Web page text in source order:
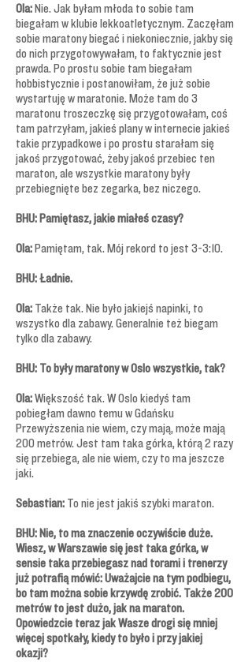
Ola:Nie. Jak byłam młoda to sobie tam
biegałam w klubie lekkoatletycznym. Zaczęłam
sobie maratony biegać i niekoniecznie, jakby się
do nich przygotowywałam, to faktycznie jest
prawda. Po prostu sobie tam biegałam
hobbistycznie i postanowiłam, że już sobie
wystartuję w maratonie. Może tam do 3
maratonu troszeczkę się przygotowałam, coś
tam patrzyłam, jakieś plany w internecie jakieś
takie przypadkowe i po prostu starałam się
jakoś przygotować, żeby jakoś przebiec ten
maraton, ale wszystkie maratony były
przebiegnięte bez zegarka, bez niczego.
BHU: Pamiętasz, jakie miałeś czasy?
Ola:Pamiętam, tak. Mój rekord to jest 3-3:10.
BHU: Ładnie.
Ola: Także tak. Nie było jakiejś napinki, to
wszystko dla zabawy. Generalnie też biegam
tylko dla zabawy.
BHU: To były maratony w Oslo wszystkie, tak?
Ola:Większość tak. W Oslo kiedyś tam
pobiegłam dawno temu w Gdańsku
Przewyższenia nie wiem, czy mają, może mają
200 metrów. Jest tam taka górka, którą 2 razy
się przebiega, ale nie wiem, czy to ma jeszcze
jaki.
Sebastian: To nie jest jakiś szybki maraton.
BHU: Nie, to ma znaczenie oczywiście duże.
Wiesz, w Warszawie się jest taka górka, w
sensie taka przebiegasz nad torami i trenerzy
już potrafią mówić: Uważajcie na tym podbiegu,
bo tam można sobie krzywdę zrobić. Także 200
metrów to jest dużo, jak na maraton.
Opowiedzcie teraz jak Wasze drogi się mniej
więcej spotkały, kiedy to było i przy jakiej
okazji?